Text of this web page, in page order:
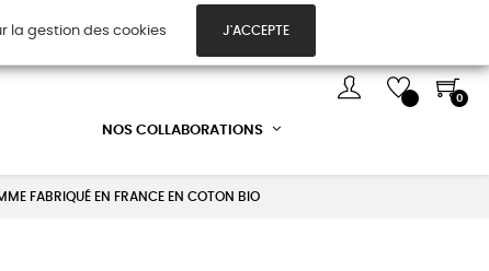
CADEAUX
NOS COLLABORATIONS
0
FABRIQUÉ EN FRANCE EN COTON BIO
la gestion des cookies J'ACCEPTE